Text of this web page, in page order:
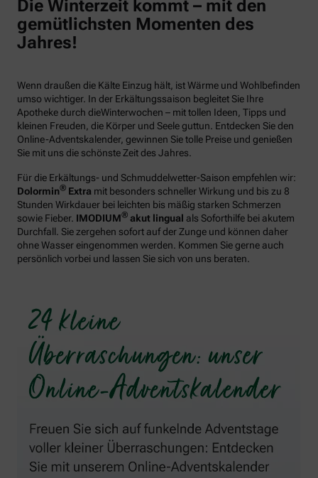
Die Winterzeit kommt – mit den
gemütlichsten Momenten des
Jahres!
Wenn draußen die Kälte Einzug hält, ist Wärme und Wohlbefinden
umso wichtiger. In der Erkältungssaison begleitet Sie Ihre
Apotheke durch dieWinterwochen – mit tollen Ideen, Tipps und
kleinen Freuden, die Körper und Seele guttun. Entdecken Sie den
Online-Adventskalender, gewinnen Sie tolle Preise und genießen
Sie mit uns die schönste Zeit des Jahres.
Für die Erkältungs- und Schmuddelwetter-Saison empfehlen wir:
Dolormin® Extra mit besonders schneller Wirkung und bis zu 8
Stunden Wirkdauer bei leichten bis mäßig starken Schmerzen
sowie Fieber. IMODIUM® akut lingual als Soforthilfe bei akutem
Durchfall. Sie zergehen sofort auf der Zunge und können daher
ohne Wasser eingenommen werden. Kommen Sie gerne auch
persönlich vorbei und lassen Sie sich von uns beraten.